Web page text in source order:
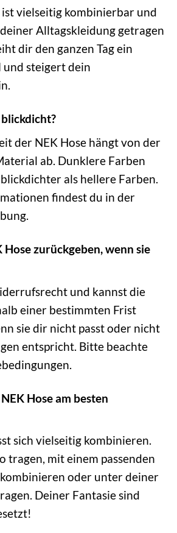
ist vielseitig kombinierbar und
Alltagskleidung getragen
dir den ganzen Tag ein
und steigert dein
der NEK Hose hängt von der
ab. Dunklere Farben
als hellere Farben.
findest du in der
Hose zurückgeben, wenn sie
und kannst die
einer bestimmten Frist
sie dir nicht passt oder nicht
entspricht. Bitte beachte
Hose am besten
sich vielseitig kombinieren.
tragen, mit einem passenden
oder unter deiner
Deiner Fantasie sind